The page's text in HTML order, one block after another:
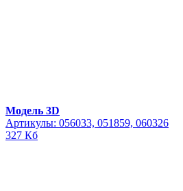
Модель 3D
Артикулы: 056033, 051859, 060326
327 Кб